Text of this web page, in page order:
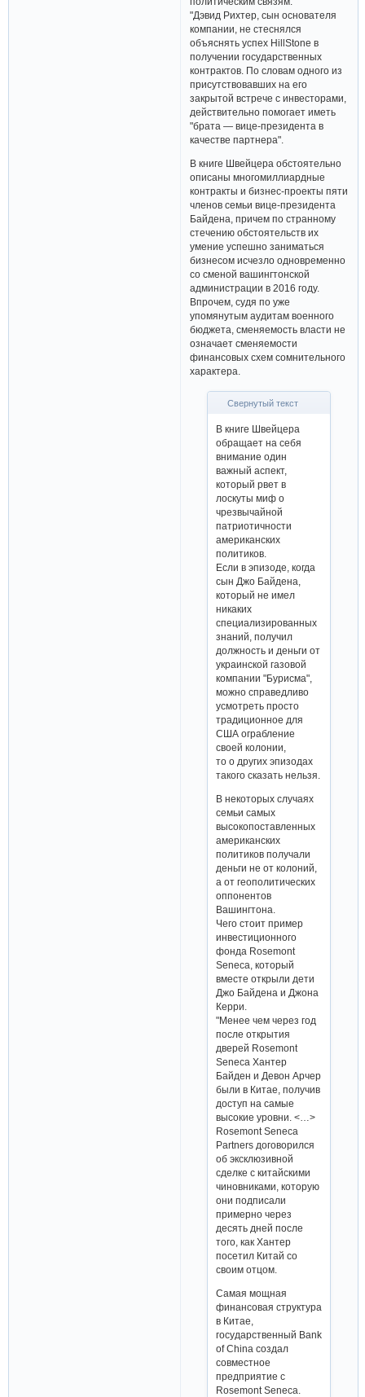
"Дэвид Рихтер, сын основателя
компании, не стеснялся
объяснять успех HillStone в
получении государственных
контрактов. По словам одного из
присутствовавших на его
закрытой встрече с инвесторами,
действительно помогает иметь
"брата — вице-президента в
качестве партнера".
В книге Швейцера обстоятельно
описаны многомиллиардные
контракты и бизнес-проекты пяти
членов семьи вице-президента
Байдена, причем по странному
стечению обстоятельств их
умение успешно заниматься
бизнесом исчезло одновременно
со сменой вашингтонской
администрации в 2016 году.
Впрочем, судя по уже
упомянутым аудитам военного
бюджета, сменяемость власти не
означает сменяемости
финансовых схем сомнительного
характера.
Свернутый текст
В книге Швейцера
обращает на себя
внимание один
важный аспект,
который рвет в
лоскуты миф о
чрезвычайной
патриотичности
американских
политиков.
Если в эпизоде, когда
сын Джо Байдена,
который не имел
никаких
специализированных
знаний, получил
должность и деньги от
украинской газовой
компании "Бурисма",
можно справедливо
усмотреть просто
традиционное для
США ограбление
своей колонии,
то о других эпизодах
такого сказать нельзя.
В некоторых случаях
семьи самых
высокопоставленных
американских
политиков получали
деньги не от колоний,
а от геополитических
оппонентов
Вашингтона.
Чего стоит пример
инвестиционного
фонда Rosemont
Seneca, который
вместе открыли дети
Джо Байдена и Джона
Керри.
"Менее чем через год
после открытия
дверей Rosemont
Seneca Хантер
Байден и Девон Арчер
были в Китае, получив
доступ на самые
высокие уровни. <…>
Rosemont Seneca
Partners договорился
об эксклюзивной
сделке с китайскими
чиновниками, которую
они подписали
примерно через
десять дней после
того, как Хантер
посетил Китай со
своим отцом.
Самая мощная
финансовая структура
в Китае,
государственный Bank
of China создал
совместное
предприятие с
Rosemont Seneca.